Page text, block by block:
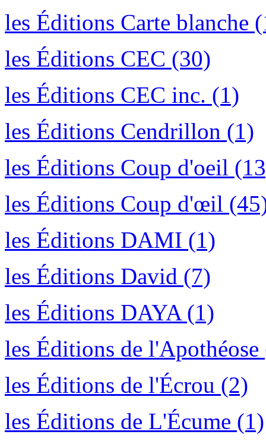
les Éditions Carte blanche
les Éditions CEC (30)
les Éditions CEC inc. (1)
les Éditions Cendrillon (1)
les Éditions Coup d'oeil
les Éditions Coup d'œil
les Éditions DAMI (1)
les Éditions David (7)
les Éditions DAYA (1)
les Éditions de l'Apothéose
les Éditions de l'Écrou (2)
les Éditions de L'Écume (1)